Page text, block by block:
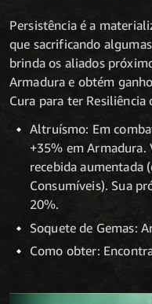
Persistência é a
que sacrificando
brinda os aliados
Armadura e obtém
Cura para ter
Altruísmo: Em
+35% em Armadura.
recebida aumentada
Consumíveis). Sua
20%.
Soquete de Gemas:
Como obter: